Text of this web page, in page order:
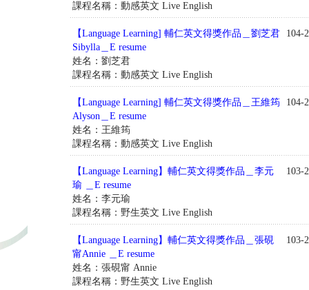
課程名稱：動感英文 Live English
【Language Learning] 輔仁英文得獎作品＿劉芝君
Sibylla＿E resume
姓名：劉芝君
課程名稱：動感英文 Live English
104-2
【Language Learning] 輔仁英文得獎作品＿王維筠
Alyson＿E resume
姓名：王維筠
課程名稱：動感英文 Live English
104-2
【Language Learning】輔仁英文得獎作品＿李元
瑜 ＿E resume
姓名：李元瑜
課程名稱：野生英文 Live English
103-2
【Language Learning】輔仁英文得獎作品＿張硯
甯Annie ＿E resume
姓名：張硯甯 Annie
課程名稱：野生英文 Live English
103-2